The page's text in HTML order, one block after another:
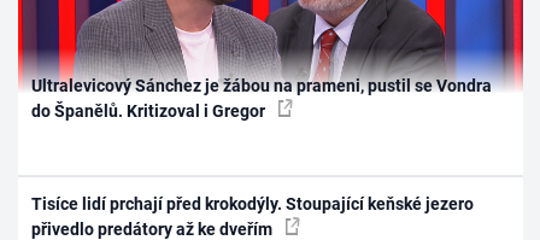
Ultralevicový Sánchez je žábou na prameni, pustil se Vondra
do Španělů. Kritizoval i Gregor
Tisíce lidí prchají před krokodýly. Stoupající keňské jezero
přivedlo predátory až ke dveřím